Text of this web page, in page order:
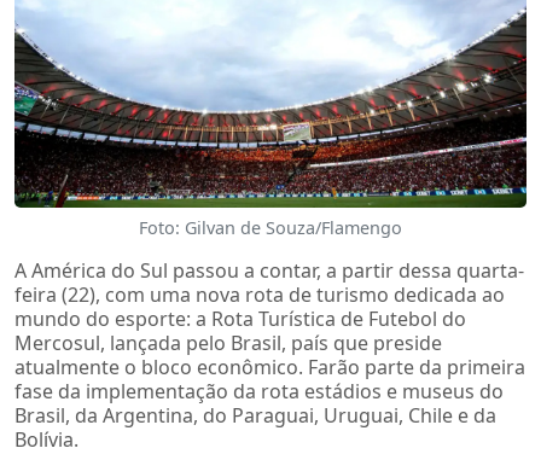
Foto: Gilvan de Souza/Flamengo
A América do Sul passou a contar, a partir dessa quarta-
feira (22), com uma nova rota de turismo dedicada ao
mundo do esporte: a Rota Turística de Futebol do
Mercosul, lançada pelo Brasil, país que preside
atualmente o bloco econômico. Farão parte da primeira
fase da implementação da rota estádios e museus do
Brasil, da Argentina, do Paraguai, Uruguai, Chile e da
Bolívia.